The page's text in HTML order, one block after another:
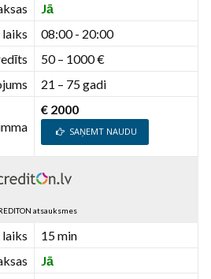
Jā
08:00 - 20:00
50 – 1000 €
21 – 75 gadi
€ 2000
SAŅEMT NAUDU
atsauksmes
laiks
15 min
Jā